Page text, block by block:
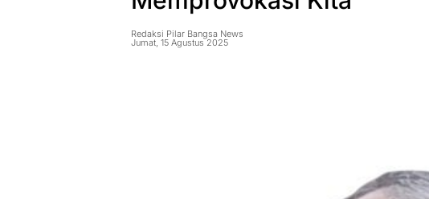
Redaksi Pilar Bangsa News
Jumat, 15 Agustus 2025